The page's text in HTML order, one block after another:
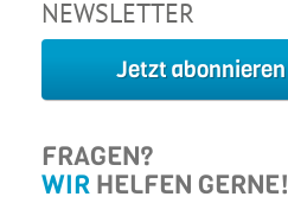
NEWSLETTER
Jetzt abonnieren
FRAGEN?
WIR HELFEN GERNE!